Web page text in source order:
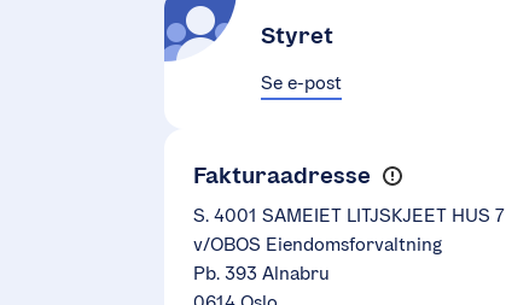
Styret
Se e-post
Fakturaadresse
S. 4001 SAMEIET LITJSKJEET HUS 7
v/OBOS Eiendomsforvaltning
Pb. 393 Alnabru